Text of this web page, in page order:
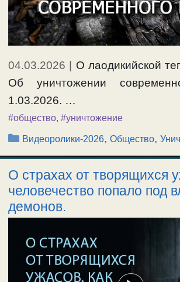
04.03.2026 | О лаодикийской
Об уничтожении
1.03.2026. …
#общество, #уничтожение
Рубрики
Видеоролики-2026,Общество,
О страхах от творящихся
человечество попало под
демонов.